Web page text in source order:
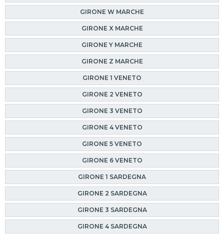
GIRONE W MARCHE
GIRONE X MARCHE
GIRONE Y MARCHE
GIRONE Z MARCHE
GIRONE 1 VENETO
GIRONE 2 VENETO
GIRONE 3 VENETO
GIRONE 4 VENETO
GIRONE 5 VENETO
GIRONE 6 VENETO
GIRONE 1 SARDEGNA
GIRONE 2 SARDEGNA
GIRONE 3 SARDEGNA
GIRONE 4 SARDEGNA